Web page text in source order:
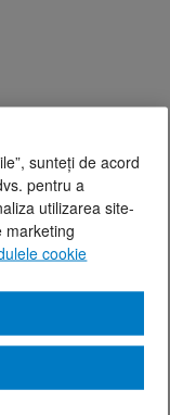
sunteți de acord
pentru a
utilizarea site-
marketing
cookie